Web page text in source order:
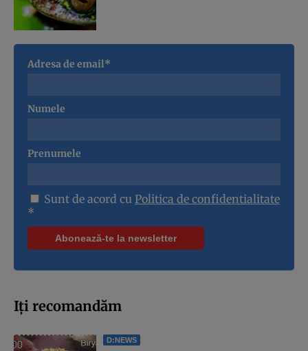
Adresa de email*
Numele
Prenumele
Sunt de acord cu Politica de confidentialitate
*
Iți recomandăm
D:NEWS